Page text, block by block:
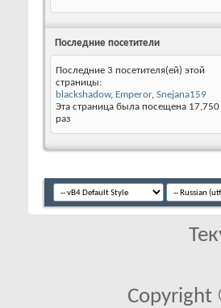
Последние посетители
Последние 3 посетителя(ей) этой
страницы:
blackshadow, Emperor, Snejana159
Эта страница была посещена 17,750
раз
Copyright